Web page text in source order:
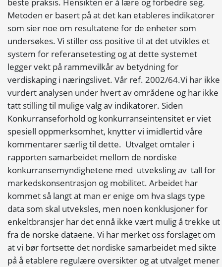
Metoden er basert på at det kan etableres indikatorer
som sier noe om resultatene for de enheter som
undersøkes. Vi stiller oss positive til at det utvikles et
system for referansetesting og at dette systemet
legger vekt på rammevilkår av betydning for
verdiskaping i næringslivet. Vår ref. 2002/64.Vi har ikke
vurdert analysen under hvert av områdene og har ikke
tatt stilling til mulige valg av indikatorer. Siden
Konkurranseforhold og konkurranseintensitet er viet
spesiell oppmerksomhet, knytter vi imidlertid våre
kommentarer særlig til dette. Utvalget omtaler i
rapporten samarbeidet mellom de nordiske
konkurransemyndighetene med utveksling av tall for
markedskonsentrasjon og mobilitet. Arbeidet har
kommet så langt at man er enige om hva slags type
data som skal utveksles, men noen konklusjoner for
enkeltbransjer har det ennå ikke vært mulig å trekke ut
fra de norske dataene. Vi har merket oss forslaget om
at vi bør fortsette det nordiske samarbeidet med sikte
på å etablere regulære oversikter og at utvalget mener